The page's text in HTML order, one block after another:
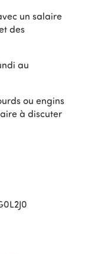
un salaire
des
au
ou engins
à discuter